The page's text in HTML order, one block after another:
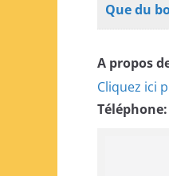
Que du
A propos
Cliquez ici
Téléphone: